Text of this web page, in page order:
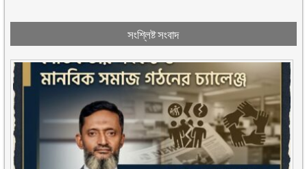
সংশ্লিষ্ট সংবাদ